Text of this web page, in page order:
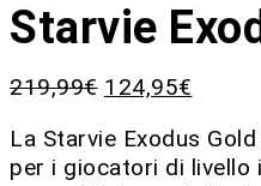
Starvie
219,99€ 124,95€
La Starvie Exodus
per i giocatori di livello